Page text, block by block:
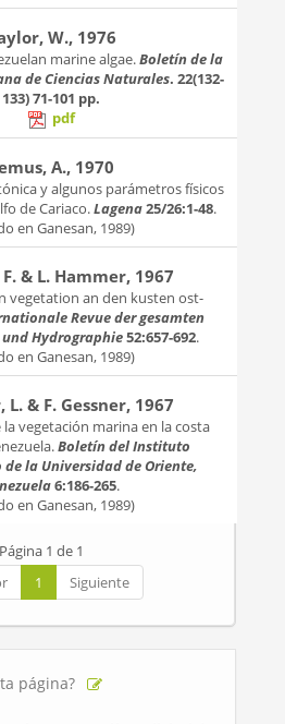
W., 1976
marine algae.Boletín de la
de Ciencias Naturales. 22(132-
133)71-101 pp.
pdf
A., 1970
y algunos parámetros físicos
de Cariaco.Lagena25/26:1-48.
en Ganesan, 1989)
& L. Hammer, 1967
vegetation an den kusten ost-
Revue der gesamten
Hydrographie52:657-692.
en Ganesan, 1989)
L. & F. Gessner, 1967
vegetación marina en la costa
Boletín del Instituto
de la Universidad de Oriente,
6:186-265.
en Ganesan, 1989)
Página 1 de 1
1 Siguiente
página?